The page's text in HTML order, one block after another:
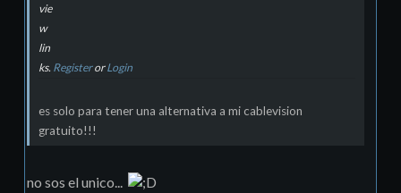
vie
w
lin
ks. RegisterorLogin
es solo para tener una alternativa a mi cablevision
gratuito!!!
no sos el unico...